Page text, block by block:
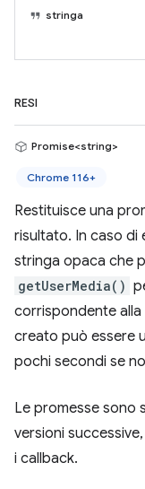
stringa
RESI
Promise<string>
Chrome 116+
Restituisce una
risultato. In caso di
stringa opaca che
getUserMedia()
corrispondente alla
creato può essere
pochi secondi se
Le promesse sono
versioni
i callback.